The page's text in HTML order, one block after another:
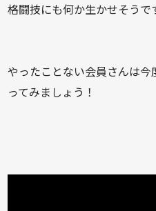
格闘技にも何か生かせそうで
やったことない会員さんは
ってみましょう！